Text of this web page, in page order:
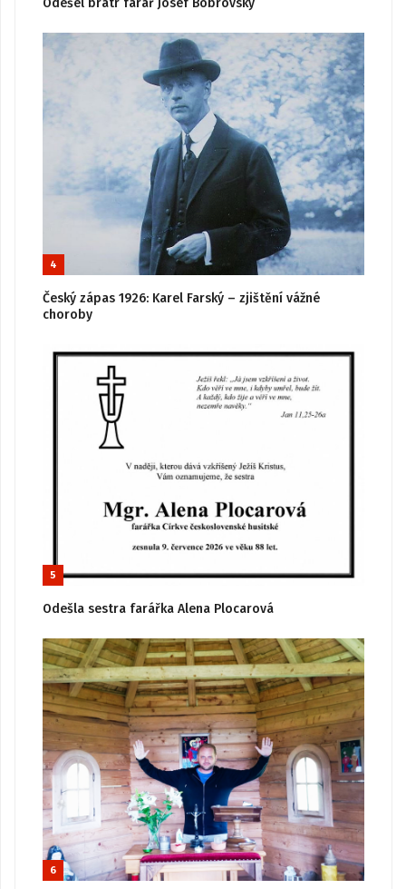
Odešel bratr farář Josef Bobrovský
4
Český zápas 1926: Karel Farský – zjištění vážné
choroby
5
Odešla sestra farářka Alena Plocarová
6